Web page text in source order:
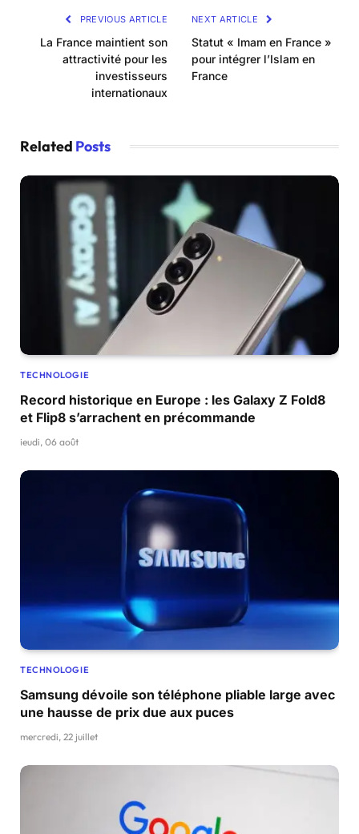
PREVIOUS ARTICLE
La France maintient son
attractivité pour les
investisseurs
internationaux
NEXT ARTICLE
Statut « Imam en France »
pour intégrer l’Islam en
France
Related Posts
TECHNOLOGIE
Record historique en Europe : les Galaxy Z Fold8
et Flip8 s’arrachent en précommande
jeudi, 06 août
TECHNOLOGIE
Samsung dévoile son téléphone pliable large avec
une hausse de prix due aux puces
mercredi, 22 juillet